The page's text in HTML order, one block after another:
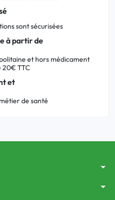
sont sécurisées
à partir de
et hors médicament
20€ TTC
et
de santé
arrow_drop_down
arrow_drop_down